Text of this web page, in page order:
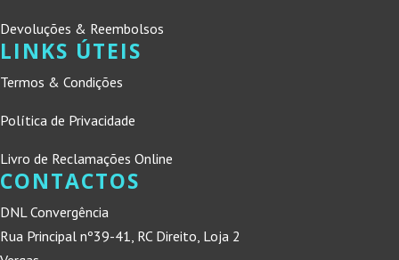
Devoluções & Reembolsos
LINKS ÚTEIS
Termos & Condições
Política de Privacidade
Livro de Reclamações Online
CONTACTOS
DNL Convergência
Rua Principal nº39-41, RC Direito, Loja 2